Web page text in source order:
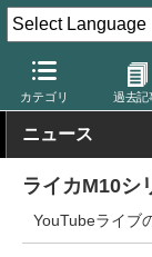
カテゴリ 過去記
デジカメ Watch
ニュース
ライカM10シ
YouTubeライブ